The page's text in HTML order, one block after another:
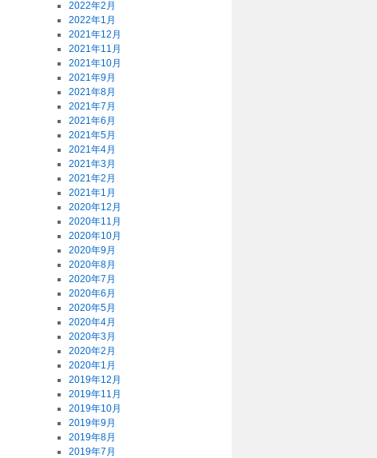
2022年2月
2022年1月
2021年12月
2021年11月
2021年10月
2021年9月
2021年8月
2021年7月
2021年6月
2021年5月
2021年4月
2021年3月
2021年2月
2021年1月
2020年12月
2020年11月
2020年10月
2020年9月
2020年8月
2020年7月
2020年6月
2020年5月
2020年4月
2020年3月
2020年2月
2020年1月
2019年12月
2019年11月
2019年10月
2019年9月
2019年8月
2019年7月